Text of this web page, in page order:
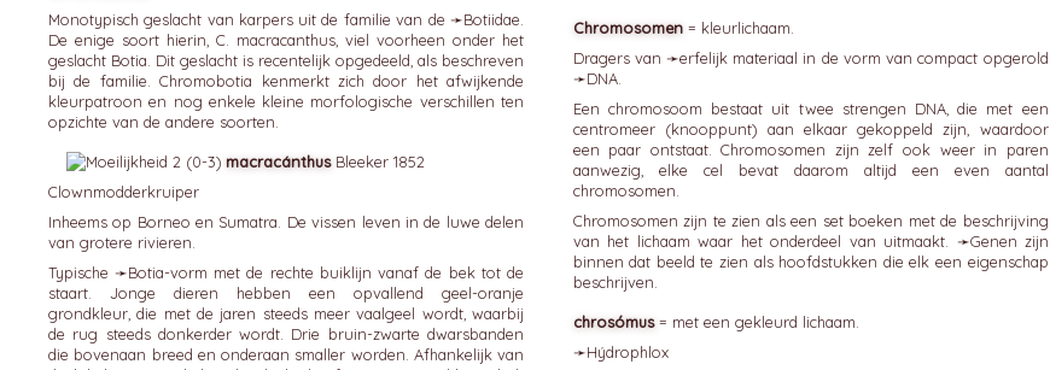
Monotypisch geslacht van karpers uit de familie van de ➛Botiidae
De enige soort hierin, C. macracanthus, viel voorheen onder het
geslacht Botia. Dit geslacht is recentelijk opgedeeld, als beschreven
bij de familie. Chromobotia kenmerkt zich door het afwijkende
kleurpatroon en nog enkele kleine morfologische verschillen ten
opzichte van de andere soorten.
macracánthusBleeker 1852
Clownmodderkruiper
Inheems op Borneo en Sumatra. De vissen leven in de luwe delen
van grotere rivieren.
Typische ➛Botia-vorm met de rechte buiklijn vanaf de bek tot de
staart. Jonge dieren hebben een opvallend geel-oranje
grondkleur, die met de jaren steeds meer vaalgeel wordt, waarbij
de rug steeds donkerder wordt. Drie bruin-zwarte dwarsbanden
die bovenaan breed en onderaan smaller worden. Afhankelijk van
Chromosomen = kleurlichaam.
Dragers van ➛erfelijk materiaal in de vorm van compact opgerold
➛DNA.
Een chromosoom bestaat uit twee strengen DNA, die met een
centromeer (knooppunt) aan elkaar gekoppeld zijn, waardoor
een paar ontstaat. Chromosomen zijn zelf ook weer in paren
aanwezig, elke cel bevat daarom altijd een even aantal
chromosomen.
Chromosomen zijn te zien als een set boeken met de beschrijving
van het lichaam waar het onderdeel van uitmaakt. ➛Genen zijn
binnen dat beeld te zien als hoofdstukken die elk een eigenschap
beschrijven.
chrosómus = met een gekleurd lichaam.
➛Hýdrophlox